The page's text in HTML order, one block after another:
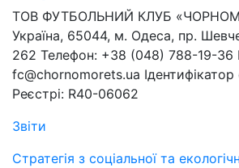
ТОВ ФУТБОЛЬНИЙ КЛУБ
Україна, 65044, м. Одеса, пр.
262 Телефон: +38 (048) 788-19-36
fc@chornomorets.ua
Реєстрі: R40-06062
Звіти
Стратегія з соціальної та